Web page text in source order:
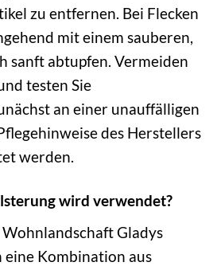
zu entfernen. Bei Flecken
mit einem sauberen,
sanft abtupfen. Vermeiden
testen Sie
an einer unauffälligen
des Herstellers
werden.
wird verwendet?
Gladys
eine Kombination aus